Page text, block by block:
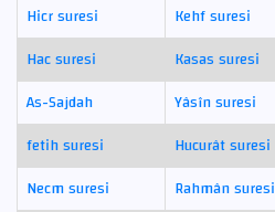
Hicr suresi
Kehf suresi
Hac suresi
Kasas suresi
As-Sajdah
Yâsîn suresi
fetih suresi
Hucurât suresi
Necm suresi
Rahmân suresi